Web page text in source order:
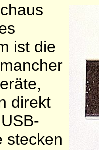
ist die
direkt
stecken